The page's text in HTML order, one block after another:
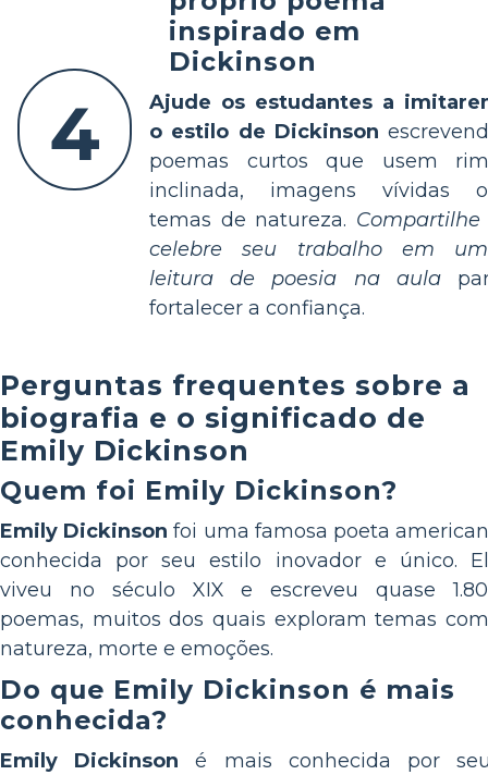
4
inspirado em
Dickinson
Ajude os estudantes a
o estilo de Dickinson
poemas curtos que usem
inclinada, imagens vívidas
temas de natureza. Compartilhe
celebre seu trabalho em
leitura de poesia na aula
fortalecer a confiança.
Perguntas frequentes sobre a
biografia e o significado de
Emily Dickinson
Quem foi Emily Dickinson?
Emily Dickinson foi uma famosa poeta
conhecida por seu estilo inovador e único.
viveu no século XIX e escreveu quase
poemas, muitos dos quais exploram temas
natureza, morte e emoções.
Do que Emily Dickinson é mais
conhecida?
Emily Dickinson é mais conhecida por